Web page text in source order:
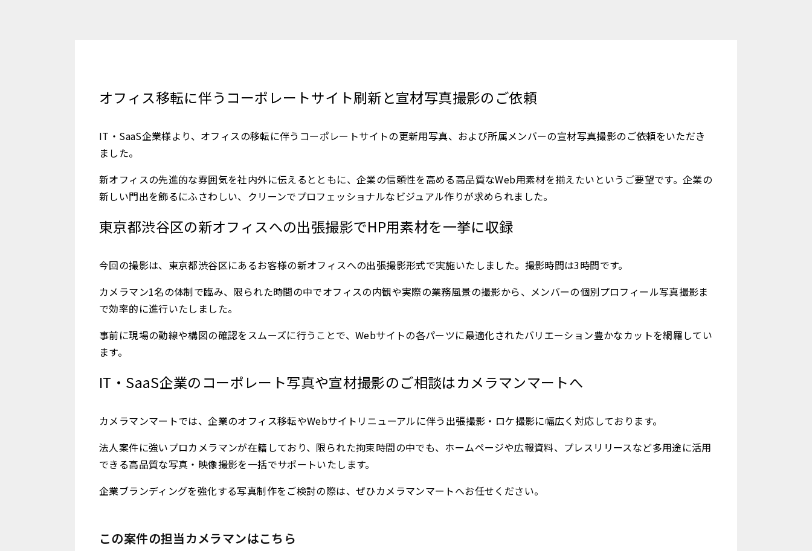
オフィス移転に伴うコーポレートサイト刷新と宣材写真撮影のご依頼
IT・SaaS企業様より、オフィスの移転に伴うコーポレートサイトの更新用写真、および所属メンバーの宣材写真撮影のご依頼をいただき
ました。
新オフィスの先進的な雰囲気を社内外に伝えるとともに、企業の信頼性を高める高品質なWeb用素材を揃えたいというご要望です。企業の
新しい門出を飾るにふさわしい、クリーンでプロフェッショナルなビジュアル作りが求められました。
東京都渋谷区の新オフィスへの出張撮影でHP用素材を一挙に収録
今回の撮影は、東京都渋谷区にあるお客様の新オフィスへの出張撮影形式で実施いたしました。撮影時間は3時間です。
カメラマン1名の体制で臨み、限られた時間の中でオフィスの内観や実際の業務風景の撮影から、メンバーの個別プロフィール写真撮影ま
で効率的に進行いたしました。
事前に現場の動線や構図の確認をスムーズに行うことで、Webサイトの各パーツに最適化されたバリエーション豊かなカットを網羅してい
ます。
IT・SaaS企業のコーポレート写真や宣材撮影のご相談はカメラマンマートへ
カメラマンマートでは、企業のオフィス移転やWebサイトリニューアルに伴う出張撮影・ロケ撮影に幅広く対応しております。
法人案件に強いプロカメラマンが在籍しており、限られた拘束時間の中でも、ホームページや広報資料、プレスリリースなど多用途に活用
できる高品質な写真・映像撮影を一括でサポートいたします。
企業ブランディングを強化する写真制作をご検討の際は、ぜひカメラマンマートへお任せください。
この案件の担当カメラマンはこちら